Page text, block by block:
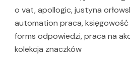
o vat, apollogic, justyna
automation praca,
forms odpowiedzi, praca na
kolekcja znaczków